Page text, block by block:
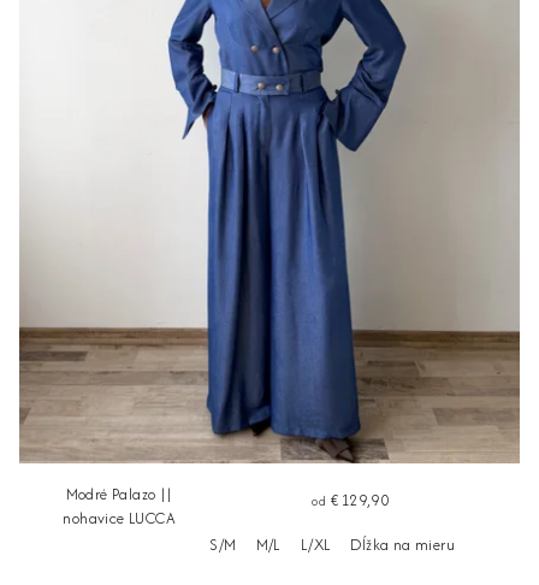
Modré Palazo ||
nohavice LUCCA
od €129,90
S/M
M/L L/XL Dĺžka na mieru